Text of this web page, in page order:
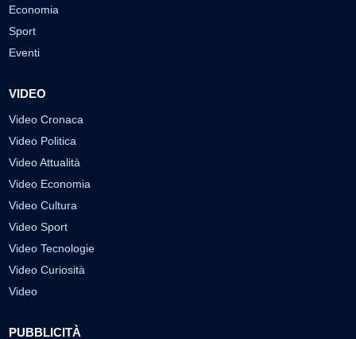
Economia
Sport
Eventi
VIDEO
Video Cronaca
Video Politica
Video Attualità
Video Economia
Video Cultura
Video Sport
Video Tecnologie
Video Curiosità
Video
PUBBLICITÀ